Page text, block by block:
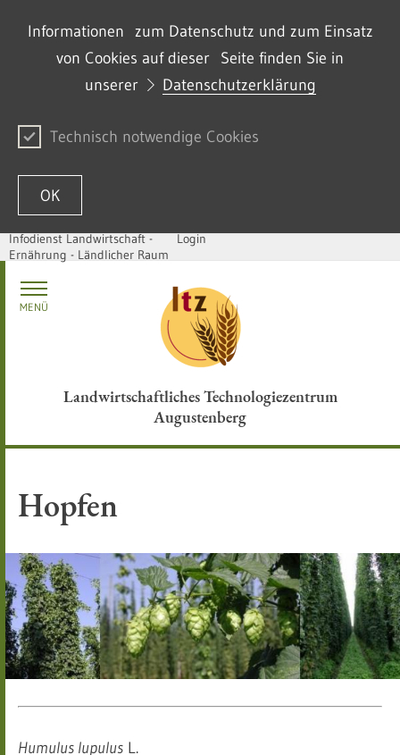
Informationen zum Datenschutz und zum Einsatz
von Cookies auf dieser Seite finden Sie in
unserer
Datenschutzerklärung
Technisch notwendige Cookies
OK
Passer au contenu
Infodienst Landwirtschaft -
Ernährung - Ländlicher Raum
Login
Landwirtschaftliches Technologiezentrum
Augustenberg
MENÜ
Hopfen
Humulus lupulus L.